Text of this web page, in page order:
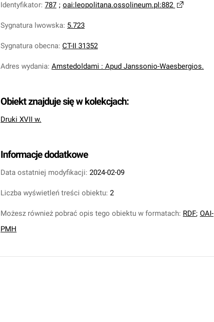
Identyfikator: 787 ; oai:leopolitana.ossolineum.pl:882
Sygnatura lwowska: 5.723
Sygnatura obecna: CT-II 31352
Adres wydania: Amstedoldami : Apud Janssonio-Waesbergios.
Obiekt znajduje się w kolekcjach:
Druki XVII w.
Informacje dodatkowe
Data ostatniej modyfikacji: 2024-02-09
Liczba wyświetleń treści obiektu: 2
Możesz również pobrać opis tego obiektu w formatach: RDF; OAI-
PMH